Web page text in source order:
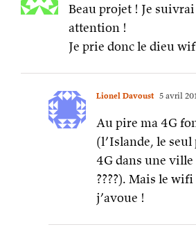
Beau projet ! Je suivrai
attention !
Je prie donc le dieu
Lionel Davoust 5 avril
Au pire ma 4G
(l’Islande, le seul
4G dans une
????). Mais le
j’avoue !